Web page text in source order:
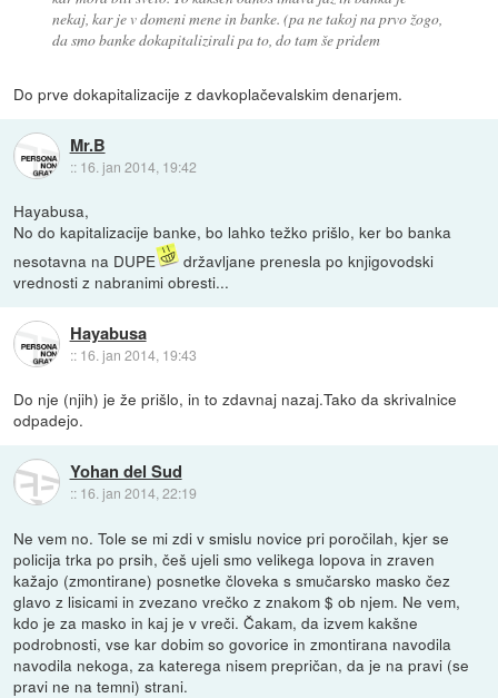
nekaj, kar je v domeni mene in banke. (pa ne takoj na prvo žogo,
da smo banke dokapitalizirali pa to, do tam še pridem
Do prve dokapitalizacije z davkoplačevalskim denarjem.
Mr.B
:: 16. jan 2014, 19:42
Hayabusa,
No do kapitalizacije banke, bo lahko težko prišlo, ker bo banka
nesotavna na DUPE
državljane prenesla po knjigovodski
vrednosti z nabranimi obresti...
Hayabusa
:: 16. jan 2014, 19:43
Do nje (njih) je že prišlo, in to zdavnaj nazaj.Tako da skrivalnice
odpadejo.
Yohan del Sud
:: 16. jan 2014, 22:19
Ne vem no. Tole se mi zdi v smislu novice pri poročilah, kjer se
policija trka po prsih, češ ujeli smo velikega lopova in zraven
kažajo (zmontirane) posnetke človeka s smučarsko masko čez
glavo z lisicami in zvezano vrečko z znakom $ ob njem. Ne vem,
kdo je za masko in kaj je v vreči. Čakam, da izvem kakšne
podrobnosti, vse kar dobim so govorice in zmontirana navodila
navodila nekoga, za katerega nisem prepričan, da je na pravi (se
pravi ne na temni) strani.